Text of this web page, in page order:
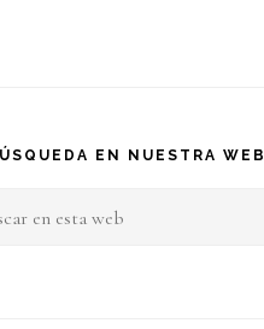
EN NUESTRA WEB